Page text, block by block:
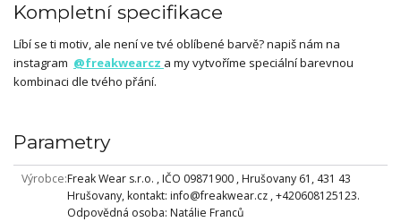
Kompletní specifikace
Líbí se ti motiv, ale není ve tvé oblíbené barvě? napiš nám na
instagram @freakwearcz a my vytvoříme speciální barevnou
kombinaci dle tvého přání.
Parametry
Výrobce Freak Wear s.r.o. , IČO 09871900 , Hrušovany 61, 431 43
Hrušovany, kontakt: info@freakwear.cz , +420608125123.
Odpovědná osoba: Natálie Franců